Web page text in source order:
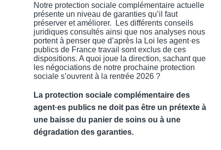
Notre protection sociale complémentaire actuelle
présente un niveau de garanties qu’il faut
préserver et améliorer. Les différents conseils
juridiques consultés ainsi que nos analyses nous
portent à penser que d’après la Loi les agent·es
publics de France travail sont exclus de ces
dispositions. A quoi joue la direction, sachant que
les négociations de notre prochaine protection
sociale s’ouvrent à la rentrée 2026 ?
La protection sociale complémentaire des
agent·es publics ne doit pas être un prétexte à
une baisse du panier de soins ou à une
dégradation des garanties.